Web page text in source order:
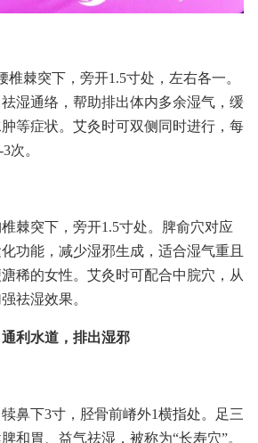
椎棘突下，旁开1.5寸处，左右各一。
湿通络，帮助排出体内多余湿气，缓
等症状。艾灸时可双侧同时进行，每
次。
棘突下，旁开1.5寸处。脾俞穴对应
功能，减少湿邪生成，适合湿气重且
稀的女性。艾灸时可配合中脘穴，从
祛湿效果。
利水道，排出湿邪
鼻下3寸，胫骨前嵴外1横指处。足三
和胃、益气祛湿，被称为“长寿穴”。